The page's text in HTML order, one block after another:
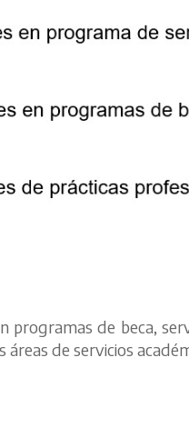
programas de beca,
de servicios